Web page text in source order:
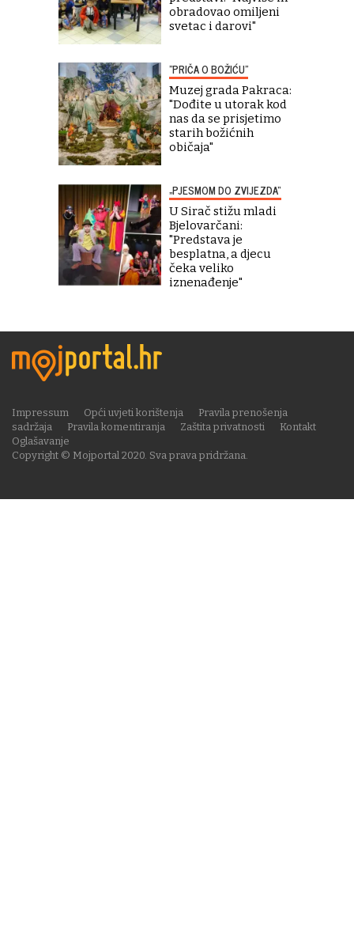
obradovao omiljeni
svetac i darovi"
"PRIČA O BOŽIĆU"
Muzej grada Pakraca:
"Dođite u utorak kod
nas da se prisjetimo
starih božićnih
običaja"
„PJESMOM DO ZVIJEZDA“
U Sirač stižu mladi
Bjelovarčani:
"Predstava je
besplatna, a djecu
čeka veliko
iznenađenje"
Copyright © Mojportal 2020. Sva prava pridržana.
Impressum Opći uvjeti korištenja
Pravila prenošenja
sadržaja
Pravila komentiranja Zaštita privatnosti
Kontakt
Oglašavanje